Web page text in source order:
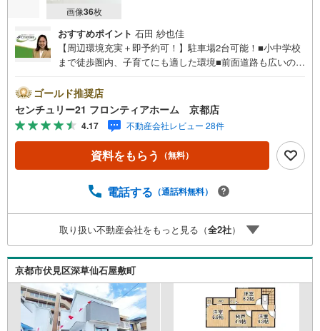
画像36枚
おすすめポイント 石田 紗也佳
【周辺環境充実＋即予約可！】駐車場2台可能！■小中学校
まで徒歩圏内、子育てにも適した環境■前面道路も広いので
しやすいです 特徴・落ち着いた住環境で生活することが可
能です・収納豊富な間取りでお部屋をスッキリとお使いい
ただけます・食器洗浄乾燥機やシャワートイレなど生活根
便利な設備が整っております 立地・京都市立醍醐小学校ま
で徒歩約9分・京都市立醍醐中学校まで徒歩約4分 弊社が選
ばれる理由 1.お金の扱い方のプロ、ファイナンシャルプラ
きる売却専門チームあり！3.たくさんの銀行と繋がりがあ
引渡し後に必要になったお家のリフォームも弊社のリフォ
ームプランナーがご提案！5.定期的にご連絡を繋ぎ、有事
の際に迅速にサポートいたします弊社は専門家同士が連携
をとっているため、より多くの知見がございます。お気軽
にお問合せください！
ゴールド推奨店
センチュリー21 フロンティアホーム 京都店
4.17 不動産会社レビュー 28件
資料をもらう （無料）
電話する （通話料無料）
取り扱い不動産会社をもっと見る（全2社）
京都市伏見区深草仙石屋敷町